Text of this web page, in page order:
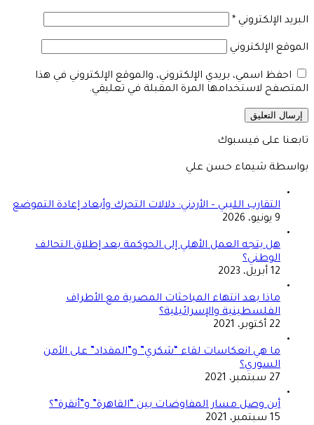
البريد الإلكتروني *
الموقع الإلكتروني
احفظ اسمي، بريدي الإلكتروني، والموقع الإلكتروني في هذا
المتصفح لاستخدامها المرة المقبلة في تعليقي.
تابعنا على فيسبوك
بواسطة شيماء حسن علي
التقارب الليبي – الأردني: دلالات التحرك وأبعاد إعادة التموضع
9 يونيو، 2026
هل يتجه العمل الأهلي إلى الحوكمة بعد إطلاق التحالف
الوطني؟
12 أبريل، 2023
ماذا بعد انتهاء المباحثات المصرية مع الأطراف
الفلسطينية والإسرائيلية؟
22 أكتوبر، 2021
ما هي انعكاسات لقاء “شكري” و”المقداد” على الأمن
السوري؟
27 سبتمبر، 2021
أين وصل مسار المفاوضات بين “القاهرة” و”أنقرة”؟
15 سبتمبر، 2021